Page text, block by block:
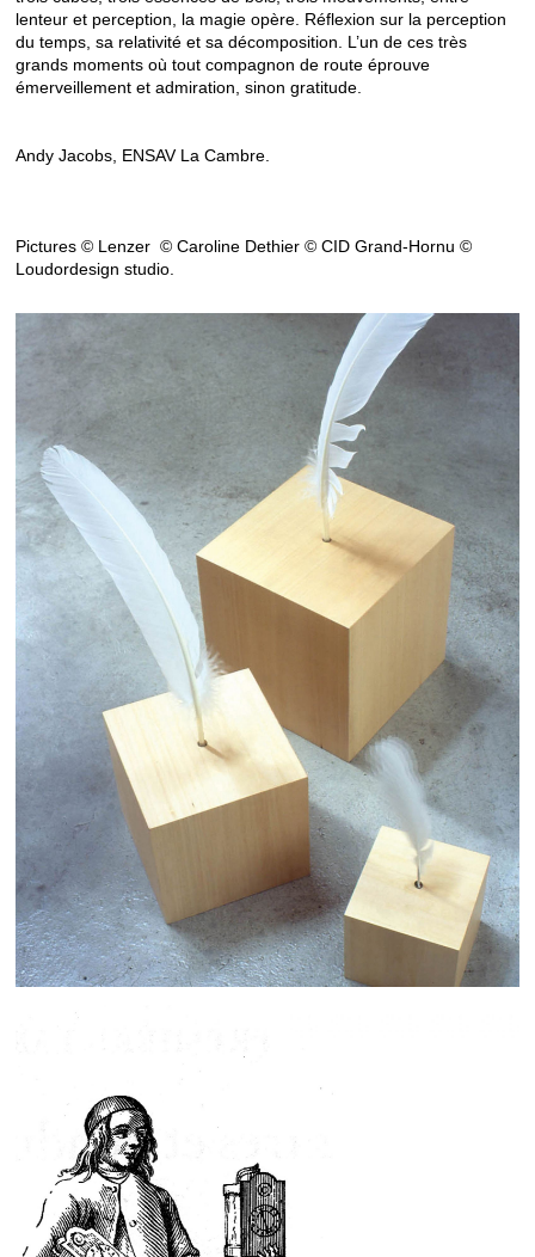
lenteur et perception, la magie opère. Réflexion sur la perception
du temps, sa relativité et sa décomposition. L’un de ces très
grands moments où tout compagnon de route éprouve
émerveillement et admiration, sinon gratitude.
Andy Jacobs, ENSAV La Cambre.
Pictures © Lenzer © Caroline Dethier © CID Grand-Hornu ©
Loudordesign studio.